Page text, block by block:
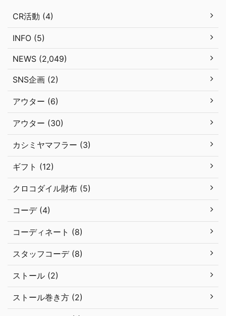
CR活動 (4)
INFO (5)
NEWS (2,049)
SNS企画 (2)
アウター (6)
アウター (30)
カシミヤマフラー (3)
ギフト (12)
クロコダイル財布 (5)
コーデ (4)
コーディネート (8)
スタッフコーデ (8)
ストール (2)
ストール巻き方 (2)